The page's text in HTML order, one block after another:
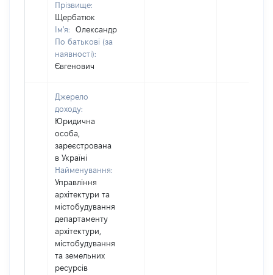
Прізвище:
Щербатюк
Ім'я:
Олександр
По батькові (за
наявності):
Євгенович
Джерело
доходу:
Юридична
особа,
зареєстрована
в Україні
Найменування:
Управління
архітектури та
містобудування
департаменту
архітектури,
містобудування
та земельних
ресурсів